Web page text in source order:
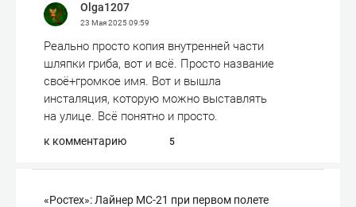
Olga1207
23 Мая 202509:59
Реально просто копия внутренней части
шляпки гриба, вот и всё. Просто название
своё+громкое имя. Вот и вышла
инсталяция, которую можно выставлять
на улице. Всё понятно и просто.
к комментарию 5
«Ростех»: Лайнер МС-21 при первом полете